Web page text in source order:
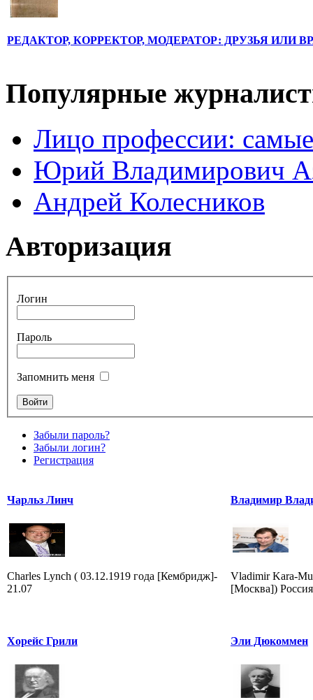
РЕДАКТОР, КОРРЕКТОР, МОДЕРАТОР: ДРУЗЬЯ ИЛИ
Популярные
Лицо профессии:
Юрий Владимирович
Андрей Колесников
Авторизация
Логин
Пароль
Запомнить меня
Забыли пароль?
Забыли логин?
Регистрация
Чарльз Линч
Charles Lynch ( 03.12.1919 года [Кембридж]-
21.07
Владимир
Vladimir Kara-
[Москва])
Хорейс Грили Эли Дюкоммен